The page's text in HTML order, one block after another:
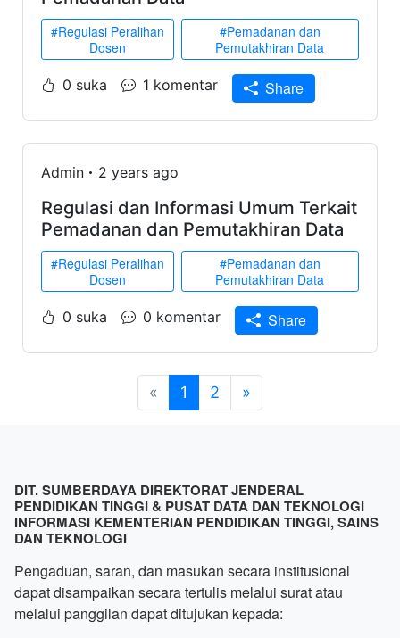
#Regulasi Peralihan
Dosen
#Pemadanan dan
Pemutakhiran Data
0 suka 1 komentar Share
Admin 2 years ago
Regulasi dan Informasi Umum Terkait
Pemadanan dan Pemutakhiran Data
#Regulasi Peralihan
Dosen
#Pemadanan dan
Pemutakhiran Data
0 suka 0 komentar Share
« 1 2 »
DIT. SUMBERDAYA DIREKTORAT JENDERAL
PENDIDIKAN TINGGI & PUSAT DATA DAN TEKNOLOGI
INFORMASI KEMENTERIAN PENDIDIKAN TINGGI, SAINS
DAN TEKNOLOGI
Pengaduan, saran, dan masukan secara institusional
dapat disampaikan secara tertulis melalui surat atau
melalui panggilan dapat ditujukan kepada: